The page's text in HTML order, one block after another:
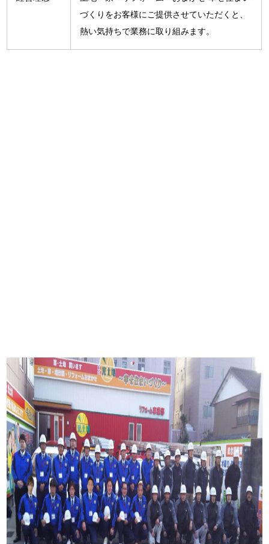
づくりをお客様にご提供させていただくと、
熱い気持ちで業務に取り組みます。